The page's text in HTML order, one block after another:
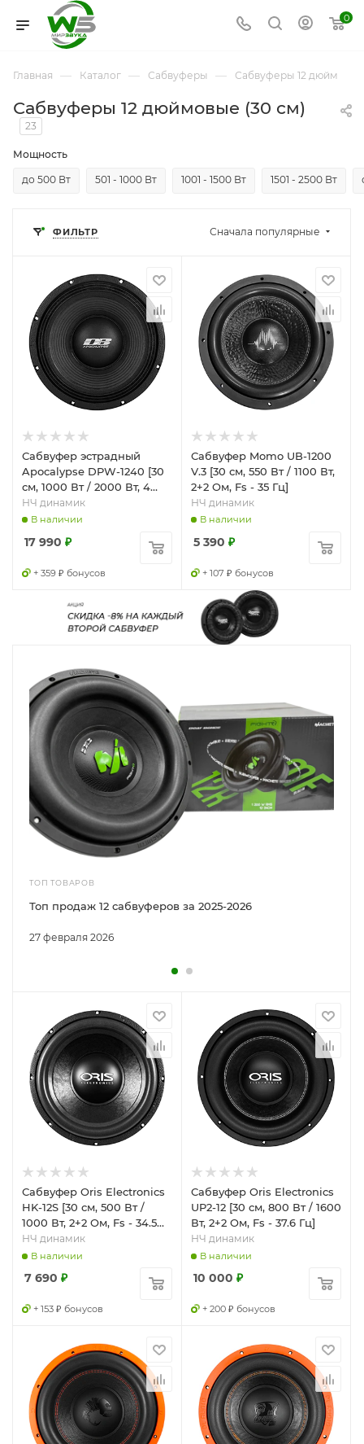
0
Главная — Каталог — Сабвуферы — Сабвуферы 12 дюйм
Сабвуферы 12 дюймовые (30 см)
23
Мощность
до 500 Вт 501 - 1000 Вт 1001 - 1500 Вт 1501 - 2500 Вт
ФИЛЬТР Сначала популярные
Сабвуфер эстрадный
Apocalypse DPW-1240 [30
см, 1000 Вт / 2000 Вт, 4
Ом, Fs - 83.9 Гц]
НЧ динамик
В наличии
17 990 ₽
+ 359 ₽ бонусов
Сабвуфер Momo UB-1200
V.3 [30 см, 550 Вт / 1100 Вт,
2+2 Ом, Fs - 35 Гц]
НЧ динамик
В наличии
5 390 ₽
+ 107 ₽ бонусов
ТОП ТОВАРОВ
27 февраля 2026
Топ продаж 12 сабвуферов за 2025-2026
Сабвуфер Oris Electronics
HK-12S [30 см, 500 Вт /
1000 Вт, 2+2 Ом, Fs - 34.5
Гц]
НЧ динамик
В наличии
7 690 ₽
+ 153 ₽ бонусов
Сабвуфер Oris Electronics
UP2-12 [30 см, 800 Вт / 1600
Вт, 2+2 Ом, Fs - 37.6 Гц]
НЧ динамик
В наличии
10 000 ₽
+ 200 ₽ бонусов